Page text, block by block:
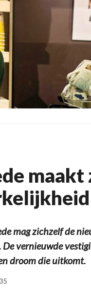
maakt
mag zichzelf de
vernieuwde
droom die uitkomt.